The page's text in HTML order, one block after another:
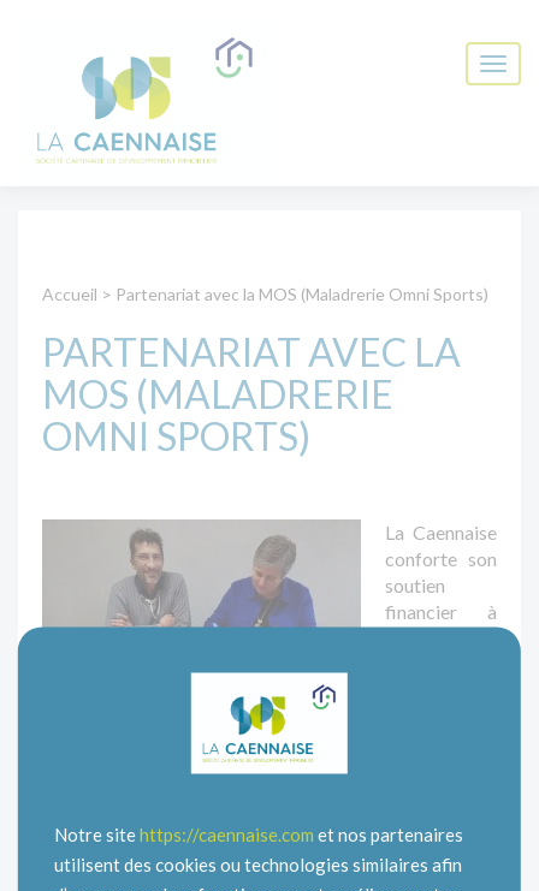
Accueil > Partenariat avec la MOS (Maladrerie Omni Sports)
PARTENARIAT AVEC LA
MOS (MALADRERIE
OMNI SPORTS)
La Caennaise
conforte son
soutien
financier à
repose sur les valeurs sportives, collectives et
éducatives dans lequel beaucoup de jeunes et de
familles issus des quartiers de Caen et de sa périphérie
Notre sitehttps://caennaise.com et nos partenaires
utilisent des cookies ou technologies similaires afin